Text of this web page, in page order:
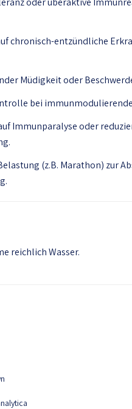
chronisch-entzündliche
Müdigkeit oder
bei
Immunparalyse oder
(z.B. Marathon) zur
reichlich Wasser.